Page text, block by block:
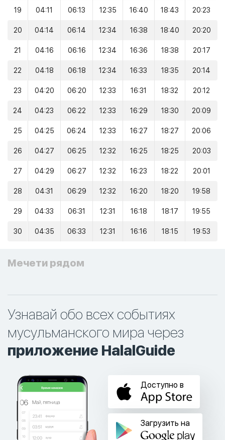
19 04:11 06:13 12:35 16:40 18:43 20:23
20 04:14 06:14 12:34 16:38 18:40 20:20
21 04:16 06:16 12:34 16:36 18:38 20:17
22 04:18 06:18 12:34 16:33 18:35 20:14
23 04:20 06:20 12:33 16:31 18:32 20:12
24 04:23 06:22 12:33 16:29 18:30 20:09
25 04:25 06:24 12:33 16:27 18:27 20:06
26 04:27 06:25 12:32 16:25 18:25 20:03
27 04:29 06:27 12:32 16:23 18:22 20:01
28 04:31 06:29 12:32 16:20 18:20 19:58
29 04:33 06:31 12:31 16:18 18:17 19:55
30 04:35 06:33 12:31 16:16 18:15 19:53
Мечети рядом
Узнавай обо всех событиях
мусульманского мира через
приложение HalalGuide
Доступно в
Загрузить на